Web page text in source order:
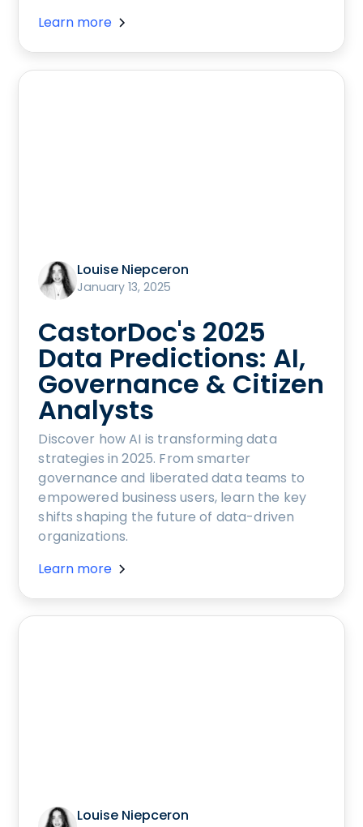
Learn more
Louise Niepceron
January 13, 2025
CastorDoc's 2025
Data Predictions: AI,
Governance & Citizen
Analysts
Discover how AI is transforming data
strategies in 2025. From smarter
governance and liberated data teams to
empowered business users, learn the key
shifts shaping the future of data-driven
organizations.
Learn more
Louise Niepceron